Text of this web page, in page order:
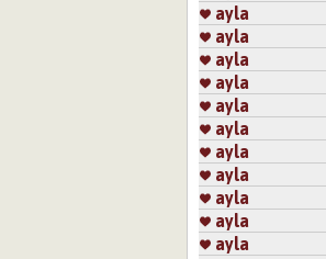
ayla
ayla
ayla
ayla
ayla
ayla
ayla
ayla
ayla
ayla
ayla